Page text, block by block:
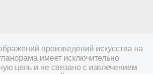
произведений искусства на
имеет исключительно
цель и не связано с извлечением